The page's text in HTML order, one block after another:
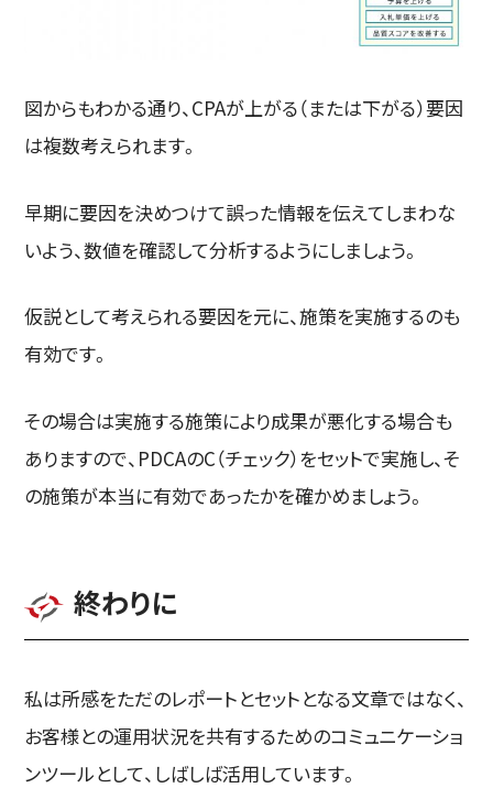
図からもわかる通り、CPAが上がる（または下がる）要因
は複数考えられます。
早期に要因を決めつけて誤った情報を伝えてしまわな
いよう、数値を確認して分析するようにしましょう。
仮説として考えられる要因を元に、施策を実施するのも
有効です。
その場合は実施する施策により成果が悪化する場合も
ありますので、PDCAのC（チェック）をセットで実施し、そ
の施策が本当に有効であったかを確かめましょう。
終わりに
私は所感をただのレポートとセットとなる文章ではなく、
お客様との運用状況を共有するためのコミュニケーショ
ンツールとして、しばしば活用しています。